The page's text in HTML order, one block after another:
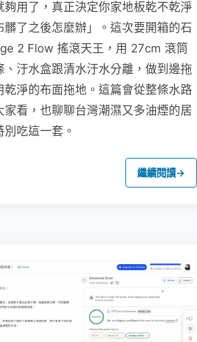
夠用了，真正決定你家地板乾不乾淨
髒了之後怎麼辦」。這次要開箱的石
2 Flow 搖滾天王，用 27cm 滾筒
、汙水盒跟清水汙水分離，做到邊拖
乾淨的布面拖地。這篇會從整條水路
家看，也聊聊台灣潮濕又多油煙的居
吃這一套。
繼續閱讀→